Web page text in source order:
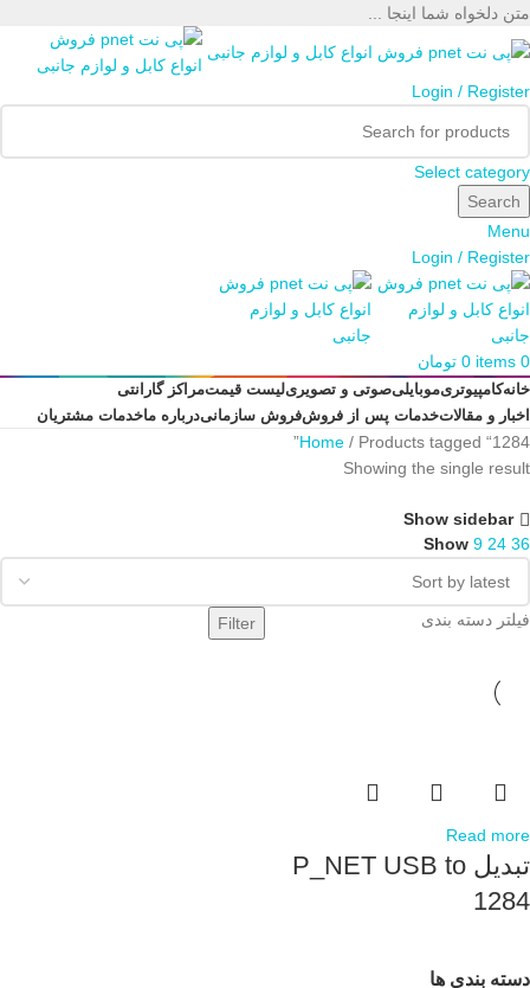
متن دلخواه شما اینجا ...
Login / Register
Select category
Search
Menu
Login / Register
0
items
0 تومان
خانهکامپیوتریموبایلیصوتی و تصویریلیست قیمتمراکز گارانتی
اخبار و مقالاتخدمات پس از فروشفروش سازمانیدرباره ماخدمات مشتریان
دسته بندی ها
Home
Products tagged “1284”
Showing the single result
Show sidebar
Show 9 24 36
فیلتر دسته بندی Filter
Read more
تبدیل P_NET USB to
1284